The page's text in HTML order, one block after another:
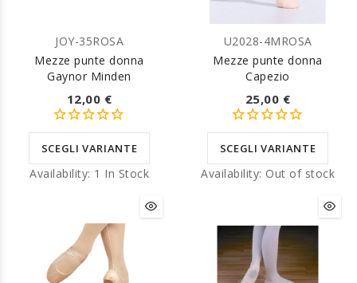
JOY-35ROSA
Mezze punte donna
Gaynor Minden
12,00 €
SCEGLI VARIANTE
Availability: 1 In Stock
U2028-4MROSA
Mezze punte donna
Capezio
25,00 €
SCEGLI VARIANTE
Availability: Out of stock